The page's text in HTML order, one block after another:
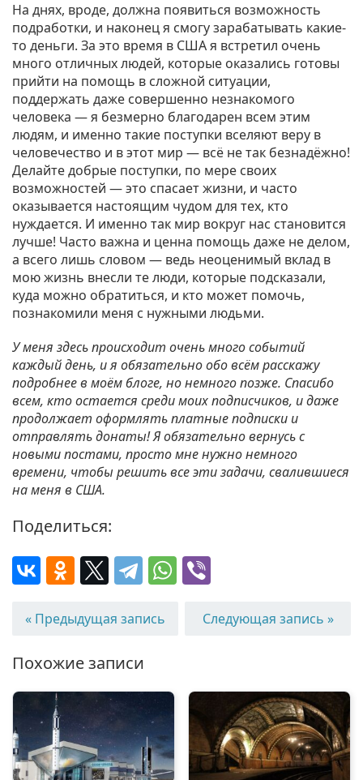
На днях, вроде, должна появиться возможность
подработки, и наконец я смогу зарабатывать какие-
то деньги. За это время в США я встретил очень
много отличных людей, которые оказались готовы
прийти на помощь в сложной ситуации,
поддержать даже совершенно незнакомого
человека — я безмерно благодарен всем этим
людям, и именно такие поступки вселяют веру в
человечество и в этот мир — всё не так безнадёжно!
Делайте добрые поступки, по мере своих
возможностей — это спасает жизни, и часто
оказывается настоящим чудом для тех, кто
нуждается. И именно так мир вокруг нас становится
лучше! Часто важна и ценна помощь даже не делом,
а всего лишь словом — ведь неоценимый вклад в
мою жизнь внесли те люди, которые подсказали,
куда можно обратиться, и кто может помочь,
познакомили меня с нужными людьми.
У меня здесь происходит очень много событий
каждый день, и я обязательно обо всём расскажу
подробнее в моём блоге, но немного позже. Спасибо
всем, кто остается среди моих подписчиков, и даже
продолжает оформлять платные подписки и
отправлять донаты! Я обязательно вернусь с
новыми постами, просто мне нужно немного
времени, чтобы решить все эти задачи, свалившиеся
на меня в США.
Поделиться:
« Предыдущая запись Следующая запись »
Похожие записи